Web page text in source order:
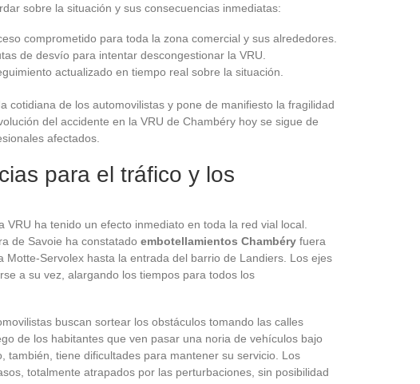
sobre la situación y sus consecuencias inmediatas:
comprometido para toda la zona comercial y sus alrededores.
de desvío para intentar descongestionar la VRU.
actualizado en tiempo real sobre la situación.
cotidiana de los automovilistas y pone de manifiesto la fragilidad
del accidente en la VRU de Chambéry hoy se sigue de
afectados.
para el tráfico y los
VRU ha tenido un efecto inmediato en toda la red vial local.
de Savoie ha constatado embotellamientos Chambéry fuera
Motte-Servolex hasta la entrada del barrio de Landiers. Los ejes
a su vez, alargando los tiempos para todos los
buscan sortear los obstáculos tomando las calles
de los habitantes que ven pasar una noria de vehículos bajo
también, tiene dificultades para mantener su servicio. Los
totalmente atrapados por las perturbaciones, sin posibilidad